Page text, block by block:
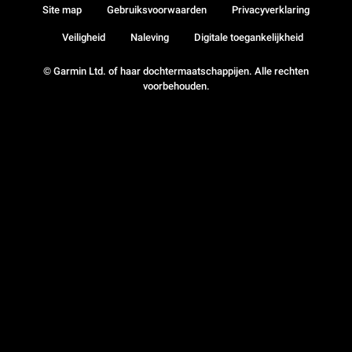
© Garmin Ltd. of haar dochtermaatschappijen. Alle rechten
voorbehouden.
Site map Gebruiksvoorwaarden Privacyverklaring
Veiligheid Naleving Digitale toegankelijkheid